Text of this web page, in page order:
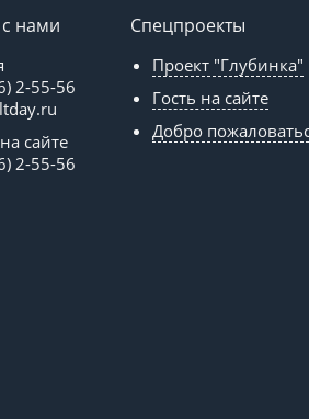
нами
2-55-56
сайте
2-55-56
Спецпроекты
Проект "Глубинка"
Гость на сайте
Добро